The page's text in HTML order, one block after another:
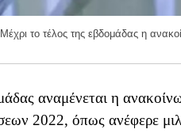
το τέλος της εβδομάδας η
αναμένεται η
2022, όπως ανέφερε